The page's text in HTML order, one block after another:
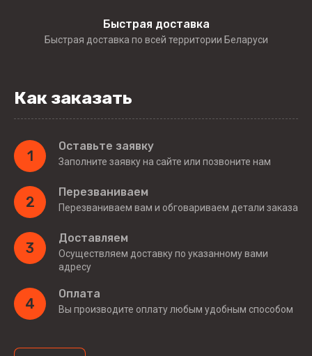
Быстрая доставка
Быстрая доставка по всей территории Беларуси
Как заказать
1
Оставьте заявку
Заполните заявку на сайте или позвоните нам
2
Перезваниваем
Перезваниваем вам и обговариваем детали заказа
3
Доставляем
Осуществляем доставку по указанному вами
адресу
4
Оплата
Вы производите оплату любым удобным способом